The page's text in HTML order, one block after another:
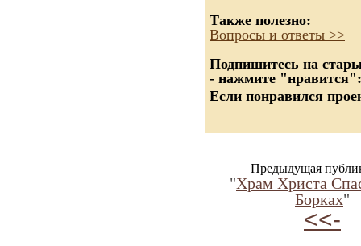
Также полезно:
Вопросы и ответы >>
Подпишитесь на
- нажмите "нравится":
Если понравился
Предыдущая
"Храм Христа
Борках"
<<-